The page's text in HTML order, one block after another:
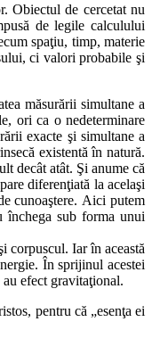
Obiectul de cercetat nu
de legile calculului
spaţiu, timp, materie
ci valori probabile şi
măsurării simultane a
ori ca o nedeterminare
exacte şi simultane a
existentă în natură.
decât atât. Şi anume că
diferenţiată la acelaşi
cunoaştere. Aici putem
închega sub forma unui
corpuscul. Iar în această
În sprijinul acestei
efect gravitaţional.
pentru că „esenţa ei